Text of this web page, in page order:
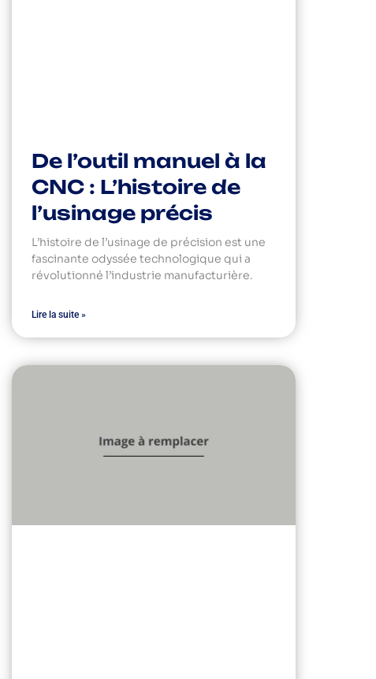
De l’outil manuel à la
CNC : L’histoire de
l’usinage précis
L’histoire de l’usinage de précision est une
fascinante odyssée technologique qui a
révolutionné l’industrie manufacturière.
Lire la suite »